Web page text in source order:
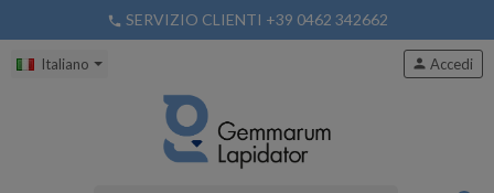
phone SERVIZIO CLIENTI +39 0462 342662
Italiano person Accedi